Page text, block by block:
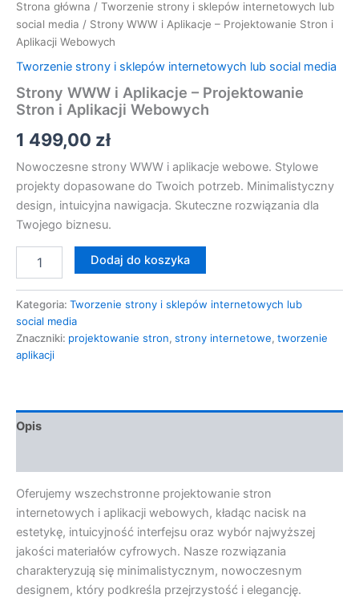
Strona główna / Tworzenie strony i sklepów internetowych lub
social media / Strony WWW i Aplikacje – Projektowanie Stron i
Aplikacji Webowych
Tworzenie strony i sklepów internetowych lub social media
Strony WWW i Aplikacje – Projektowanie
Stron i Aplikacji Webowych
1 499,00 zł
Nowoczesne strony WWW i aplikacje webowe. Stylowe
projekty dopasowane do Twoich potrzeb. Minimalistyczny
design, intuicyjna nawigacja. Skuteczne rozwiązania dla
Twojego biznesu.
Dodaj do koszyka
Kategoria: Tworzenie strony i sklepów internetowych lub
social media
Znaczniki: projektowanie stron, strony internetowe, tworzenie
aplikacji
Opis
Oferujemy wszechstronne projektowanie stron
internetowych i aplikacji webowych, kładąc nacisk na
estetykę, intuicyjność interfejsu oraz wybór najwyższej
jakości materiałów cyfrowych. Nasze rozwiązania
charakteryzują się minimalistycznym, nowoczesnym
designem, który podkreśla przejrzystość i elegancję.